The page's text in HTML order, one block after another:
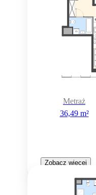
Metraż
36,49 m²
Zobacz więcej